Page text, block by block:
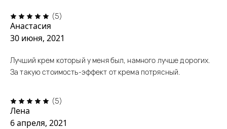
(5)
Анастасия
30 июня, 2021
Лучший крем который у меня был, намного лучше дорогих.
За такую стоимость-эффект от крема потрясный.
(5)
Лена
6 апреля, 2021